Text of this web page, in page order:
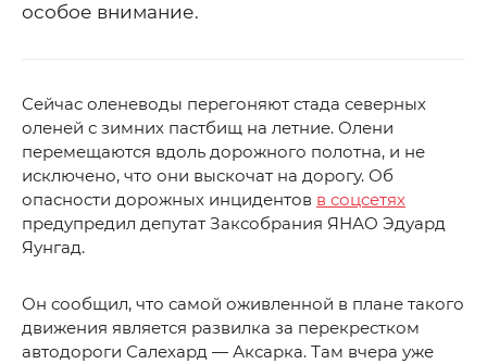
особое внимание.
Сейчас оленеводы перегоняют стада северных
оленей с зимних пастбищ на летние. Олени
перемещаются вдоль дорожного полотна, и не
исключено, что они выскочат на дорогу. Об
опасности дорожных инцидентов в соцсетях
предупредил депутат Заксобрания ЯНАО Эдуард
Яунгад.
Он сообщил, что самой оживленной в плане такого
движения является развилка за перекрестком
автодороги Салехард — Аксарка. Там вчера уже